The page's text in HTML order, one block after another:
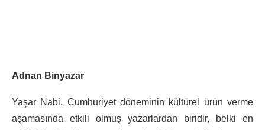
Adnan Binyazar
Yaşar Nabi, Cumhuriyet döneminin kültürel ürün verme
aşamasında etkili olmuş yazarlardan biridir, belki en